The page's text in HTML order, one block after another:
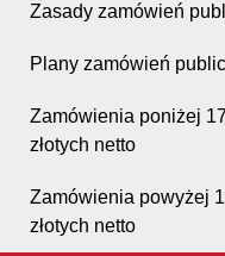
Zasady zamówień
Plany zamówień
Zamówienia poniżej
złotych netto
Zamówienia powyżej
złotych netto